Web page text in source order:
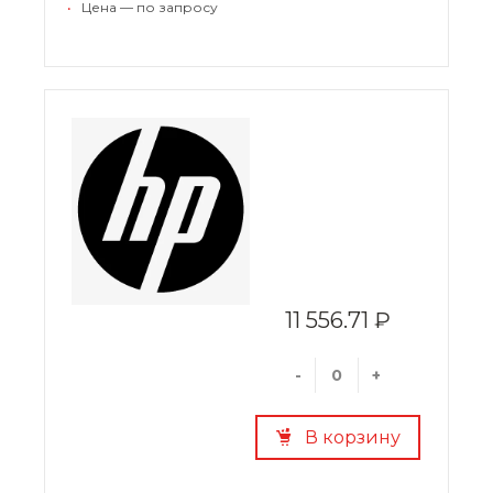
• Цена — по запросу
11 556.71 ₽
- +
В корзину